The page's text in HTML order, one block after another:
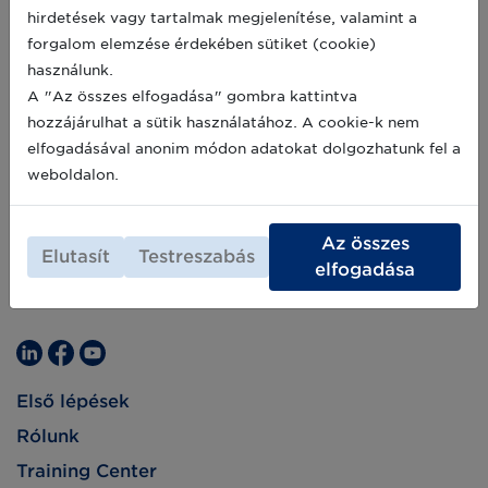
szempontjából. A COVID-19 elleni vakcinák
globális terjesztéséhez megbízható ellátási
láncra van szükség; a biztonságos elosztás, a
nyomon követhetőség globális szabványok
használatával biztosítható.
Első lépések
Rólunk
Training Center
hirdetések vagy tartalmak megjelenítése, valamint a
forgalom elemzése érdekében sütiket (cookie)
használunk.
A "Az összes elfogadása" gombra kattintva
hozzájárulhat a sütik használatához. A cookie-k nem
elfogadásával anonim módon adatokat dolgozhatunk fel a
weboldalon.
Elutasít Testreszabás
Az összes
elfogadása